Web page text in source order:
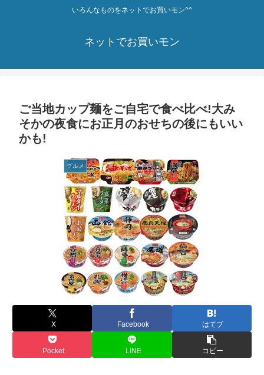
いろんなものをネットでお買いモン^^
ネットでお買いモン
ご当地カップ麺をご自宅で食べ比べ!大み
そかの夜食にお正月のおせちの後にもいい
かも!
グルメ
X Facebook はてブ
Pocket LINE コピー